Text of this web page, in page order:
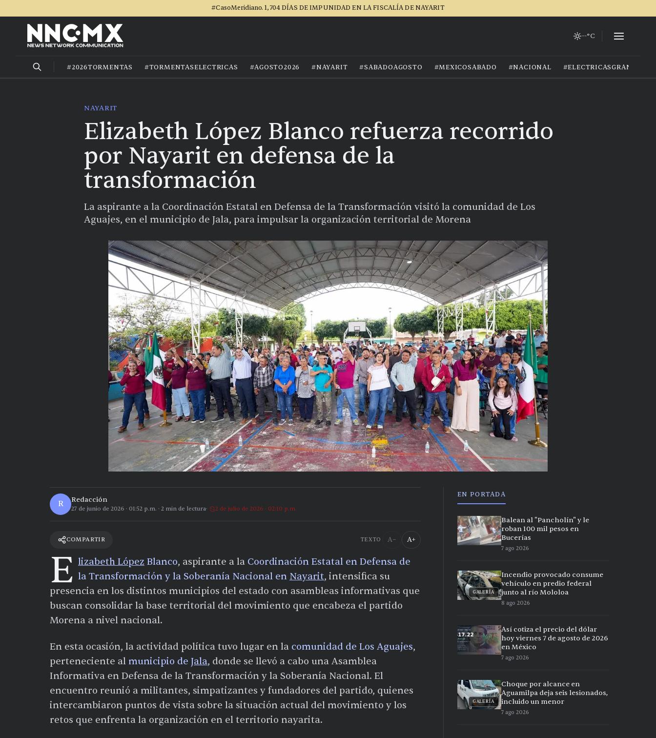
#CasoMeridiano. 1,704 DÍAS DE IMPUNIDAD EN LA FISCALÍA DE NAYARIT
--°C
#2026TORMENTAS #TORMENTASELECTRICAS #AGOSTO2026 #NAYARIT #SABADOAGOSTO #MEXICOSABADO #NACIONAL #ELECTRICASGRANIZO
NAYARIT
Elizabeth López Blanco refuerza recorrido
por Nayarit en defensa de la
transformación
La aspirante a la Coordinación Estatal en Defensa de la Transformación visitó la comunidad de Los
Aguajes, en el municipio de Jala, para impulsar la organización territorial de Morena
R Redacción
27 de junio de 2026 · 01:52 p.m. · 2 min de lectura 2 de julio de 2026 · 02:10 p.m.
COMPARTIR TEXTO A− A+
E lizabeth López Blanco, aspirante a la Coordinación Estatal en Defensa de
la Transformación y la Soberanía Nacional en Nayarit, intensifica su
presencia en los distintos municipios del estado con asambleas informativas que
buscan consolidar la base territorial del movimiento que encabeza el partido
Morena a nivel nacional.
En esta ocasión, la actividad política tuvo lugar en la comunidad de Los Aguajes,
perteneciente al municipio de Jala, donde se llevó a cabo una Asamblea
Informativa en Defensa de la Transformación y la Soberanía Nacional. El
encuentro reunió a militantes, simpatizantes y fundadores del partido, quienes
intercambiaron puntos de vista sobre la situación actual del movimiento y los
retos que enfrenta la organización en el territorio nayarita.
EN PORTADA
Balean al "Pancholín" y le
roban 100 mil pesos en
Bucerías
7 ago 2026
GALERÍA
Incendio provocado consume
vehículo en predio federal
junto al río Mololoa
8 ago 2026
Así cotiza el precio del dólar
hoy viernes 7 de agosto de 2026
en México
7 ago 2026
GALERÍA
Choque por alcance en
Aguamilpa deja seis lesionados,
incluido un menor
7 ago 2026